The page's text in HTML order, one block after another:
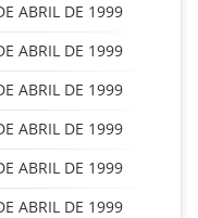
ABRIL DE 1999
ABRIL DE 1999
ABRIL DE 1999
ABRIL DE 1999
ABRIL DE 1999
ABRIL DE 1999